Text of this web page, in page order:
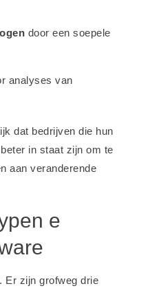
door een soepele
analyses van
dat bedrijven die hun
in staat zijn om te
aan veranderende
e
Er zijn grofweg drie